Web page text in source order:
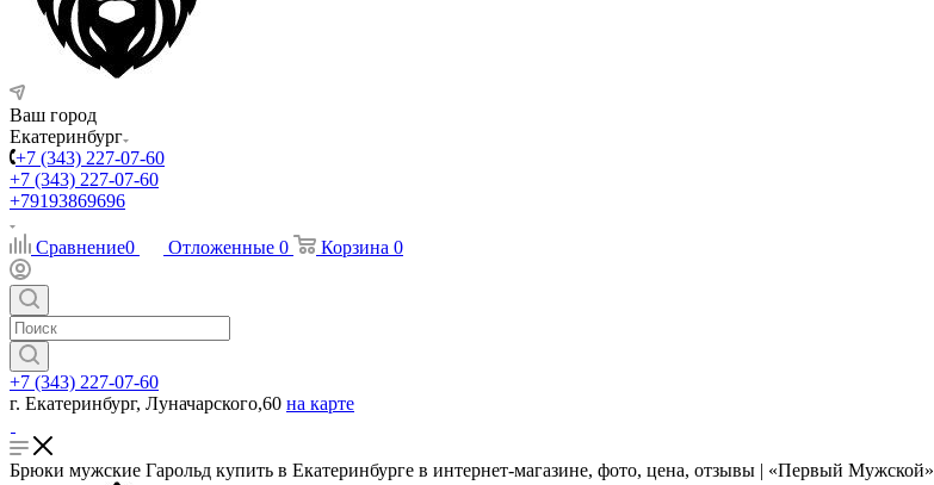
Ваш город
Екатеринбург
+7 (343) 227-07-60
+7 (343) 227-07-60
+79193869696
Сравнение0 Отложенные 0 Корзина 0
+7 (343) 227-07-60
г. Екатеринбург, Луначарского,60 на карте
Брюки мужские Гарольд купить в Екатеринбурге в интернет-магазине, фото, цена, отзывы | «Первый Мужской»